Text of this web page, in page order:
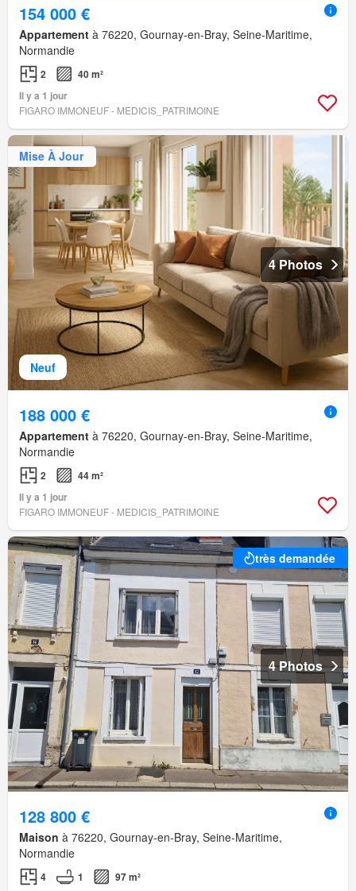
154 000 €
Appartement à 76220, Gournay-en-Bray, Seine-Maritime,
Normandie
2
40 m²
Il y a 1 jour
FIGARO IMMONEUF - MEDICIS_PATRIMOINE
Neuf
Mise À Jour
4 Photos
188 000 €
Appartement à 76220, Gournay-en-Bray, Seine-Maritime,
Normandie
2
44 m²
Il y a 1 jour
FIGARO IMMONEUF - MEDICIS_PATRIMOINE
très demandée
4 Photos
128 800 €
Maison à 76220, Gournay-en-Bray, Seine-Maritime,
Normandie
4 1 97 m²